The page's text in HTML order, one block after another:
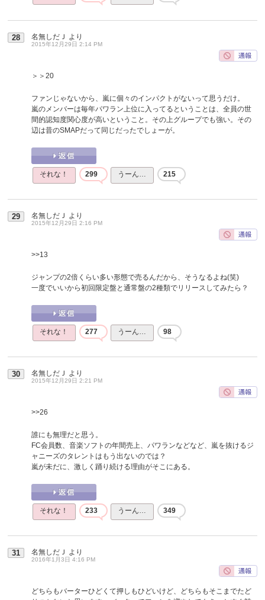
28 名無しだＪ より
2015年12月29日 2:14 PM
＞＞20
ファンじゃないから、嵐に個々のインパクトがないって思うだけ。
嵐のメンバーは毎年パワラン上位に入ってるということは、全員の世
間的認知度関心度が高いということ。その上グループでも強い。その
辺は昔のSMAPだって同じだったでしょーが。
それな！ 299 うーん… 215
29 名無しだＪ より
2015年12月29日 2:16 PM
>>13
ジャンプの2倍くらい多い形態で売るんだから、そうなるよね(笑)
一度でいいから初回限定盤と通常盤の2種類でリリースしてみたら？
それな！ 277 うーん… 98
30 名無しだＪ より
2015年12月29日 2:21 PM
>>26
誰にも無理だと思う。
FC会員数、音楽ソフトの年間売上、パワランなどなど、嵐を抜けるジ
ャニーズのタレントはもう出ないのでは？
嵐が未だに、激しく踊り続ける理由がそこにある。
それな！ 233 うーん… 349
31 名無しだＪ より
2016年1月3日 4:16 PM
どちらもバーターひどくて押しもひどいけど、どちらもそこまでたど